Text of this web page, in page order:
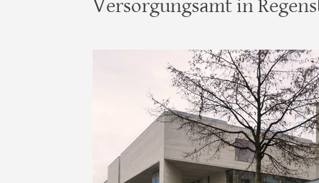
Versorgungsamt in